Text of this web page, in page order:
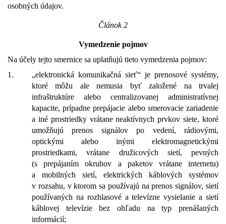
osobných údajov.
Článok 2
Vymedzenie pojmov
Na účely tejto smernice sa uplatňujú tieto vymedzenia pojmov:
1.
„elektronická komunikačná sieť“ je prenosové systémy,
ktoré môžu ale nemusia byť založené na trvalej
infraštruktúre alebo centralizovanej administratívnej
kapacite, prípadne prepájacie alebo smerovacie zariadenie
a iné prostriedky vrátane neaktívnych prvkov siete, ktoré
umožňujú prenos signálov po vedení, rádiovými,
optickými alebo inými elektromagnetickými
prostriedkami, vrátane družicových sietí, pevných
(s prepájaním okruhov a paketov vrátane internetu)
a mobilných sietí, elektrických káblových systémov
v rozsahu, v ktorom sa používajú na prenos signálov, sietí
používaných na rozhlasové a televízne vysielanie a sietí
káblovej televízie bez ohľadu na typ prenášaných
informácií;